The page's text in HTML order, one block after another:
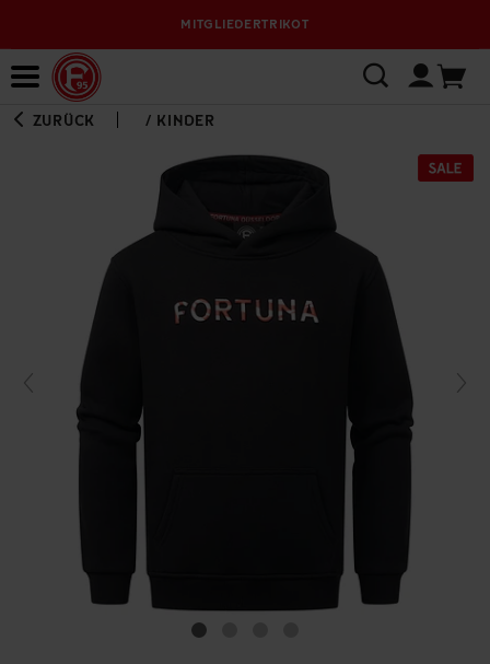
MITGLIEDERTRIKOT
ZURÜCK / KINDER